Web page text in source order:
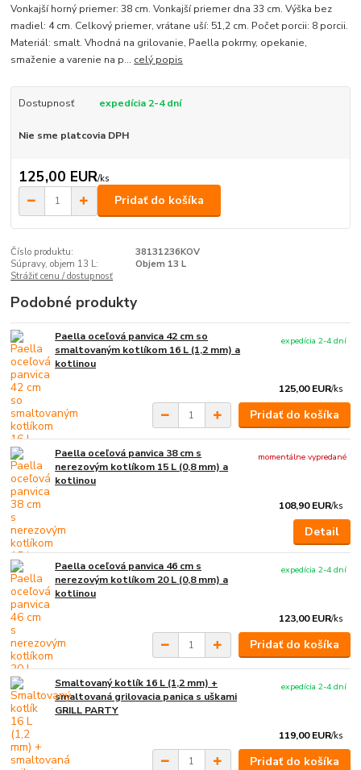
Vonkajší horný priemer: 38 cm. Vonkajší priemer dna 33 cm. Výška bez
madiel: 4 cm. Celkový priemer, vrátane uší: 51,2 cm. Počet porcii: 8 porcii.
Materiál: smalt. Vhodná na grilovanie, Paella pokrmy, opekanie,
smaženie a varenie na p... celý popis
Dostupnosť expedícia 2-4 dní
Nie sme platcovia DPH
125,00 EUR/ks
Pridať do košíka
Číslo produktu:
38131236KOV
Súpravy, objem 13 L:
Objem 13 L
Strážiť cenu / dostupnosť
Podobné produkty
Paella oceľová panvica 42 cm so
smaltovaným kotlíkom 16 L (1,2 mm) a
kotlinou
125,00 EUR/ks
expedícia 2-4 dní
Pridať do košíka
Paella oceľová panvica 38 cm s
nerezovým kotlíkom 15 L (0,8 mm) a
kotlinou
108,90 EUR/ks
momentálne vypredané
Detail
Paella oceľová panvica 46 cm s
nerezovým kotlíkom 20 L (0,8 mm) a
kotlinou
123,00 EUR/ks
expedícia 2-4 dní
Pridať do košíka
Smaltovaný kotlík 16 L (1,2 mm) +
smaltovaná grilovacia panica s uškami
GRILL PARTY
119,00 EUR/ks
expedícia 2-4 dní
Pridať do košíka